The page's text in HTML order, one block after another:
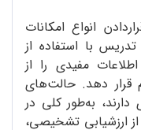
انواع امکانات
با استفاده از
مفیدی را از
قرار دهد. حالت‌های
دارند، به‌طور کلی در
ارزشیابی تشخیصی،